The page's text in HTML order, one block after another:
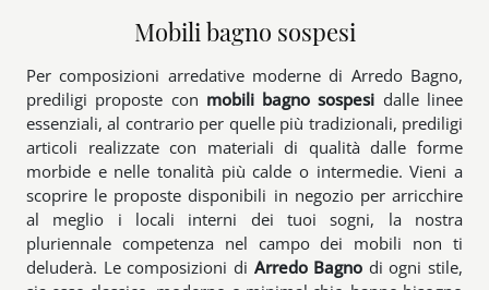
Mobili bagno sospesi
Per composizioni arredative moderne di Arredo Bagno,
prediligi proposte con mobili bagno sospesi dalle linee
essenziali, al contrario per quelle più tradizionali, prediligi
articoli realizzate con materiali di qualità dalle forme
morbide e nelle tonalità più calde o intermedie. Vieni a
scoprire le proposte disponibili in negozio per arricchire
al meglio i locali interni dei tuoi sogni, la nostra
pluriennale competenza nel campo dei mobili non ti
deluderà. Le composizioni di Arredo Bagno di ogni stile,